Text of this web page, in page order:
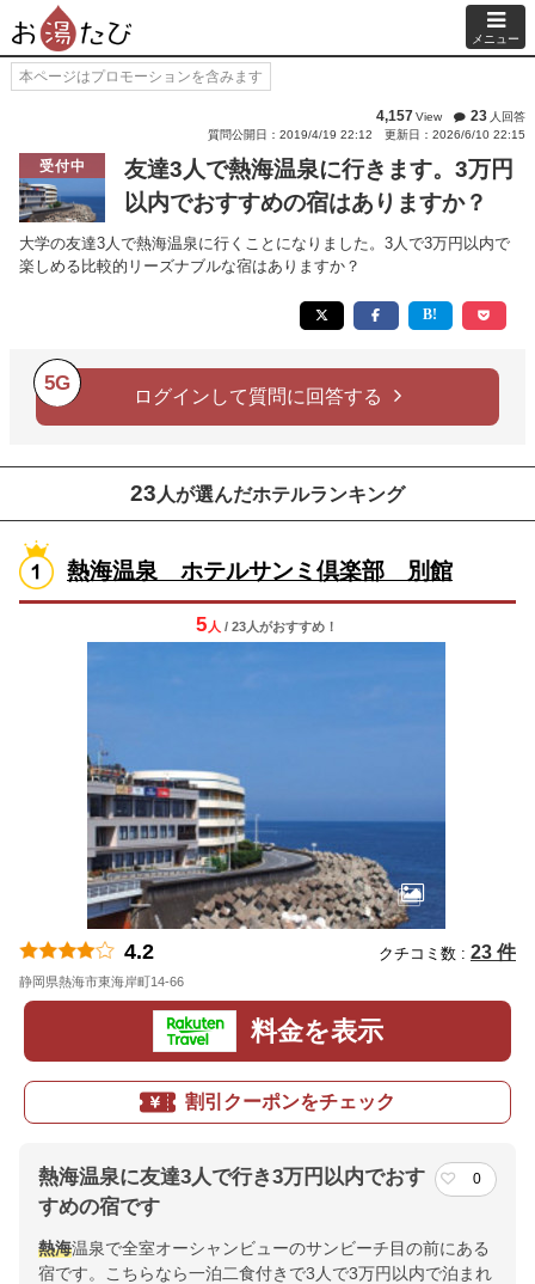
メニュー
本ページはプロモーションを含みます
4,157View 23 人回答
質問公開日：2019/4/19 22:12
更新日：2026/6/10 22:15
受付中
友達3人で熱海温泉に行きます。3万円
以内でおすすめの宿はありますか？
大学の友達3人で熱海温泉に行くことになりました。3人で3万円以内で
楽しめる比較的リーズナブルな宿はありますか？
5G
ログインして質問に回答する
23 人が選んだホテルランキング
熱海温泉 ホテルサンミ倶楽部 別館
5 人 / 23人がおすすめ！
4.2 クチコミ数 : 23 件
静岡県熱海市東海岸町14-66
料金を表示
割引クーポンをチェック
熱海温泉に友達3人で行き3万円以内でおす
すめの宿です
0
熱海温泉で全室オーシャンビューのサンビーチ目の前にある
宿です。こちらなら一泊二食付きで3人で3万円以内で泊まれ